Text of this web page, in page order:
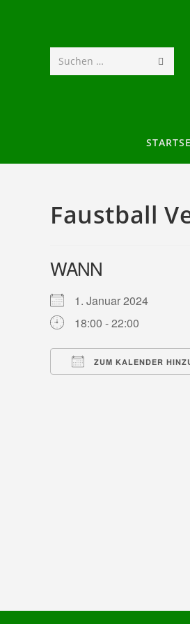
Suchen …
Faustball
WANN
1. Januar 2024
18:00 - 22:00
ZUM KALENDER